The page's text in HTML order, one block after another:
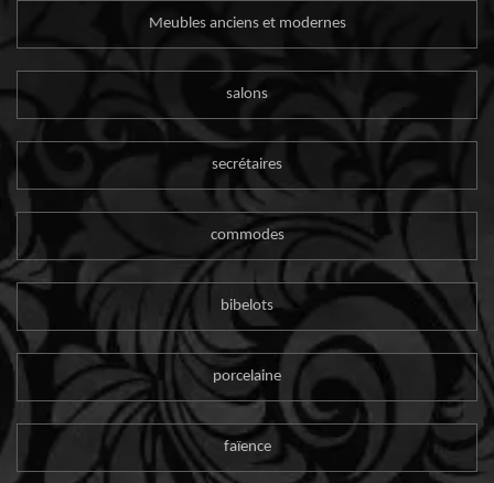
Meubles anciens et modernes
salons
secrétaires
commodes
bibelots
porcelaine
faïence